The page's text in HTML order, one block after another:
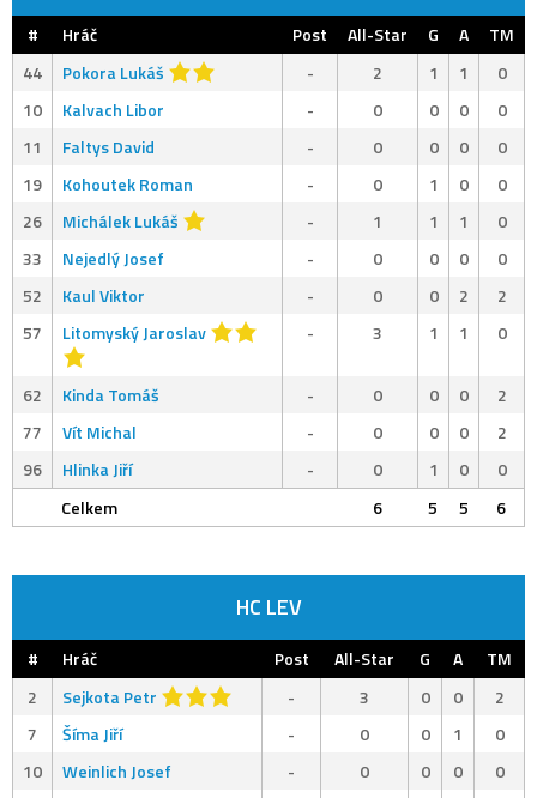
# Hráč Post All-Star G A
TM
44
Pokora Lukáš - 2 1 1
0
10
Kalvach Libor - 0 0 0
0
11
Faltys David - 0 0 0
0
19
Kohoutek Roman - 0 1 0
0
26
Michálek Lukáš - 1 1 1
0
33
Nejedlý Josef - 0 0 0
0
52
Kaul Viktor - 0 0 2
2
57
Litomyský Jaroslav - 3 1 1 0
62 Kinda Tomáš - 0 0 0
2
77
Vít Michal - 0 0 0
2
96
Hlinka Jiří - 0 1 0
0
Celkem
6 5 5 6
HC LEV
# Hráč Post All-Star G A
TM
2
Sejkota Petr - 3 0 0
2
7
Šíma Jiří - 0 0 1
0
10
Weinlich Josef - 0 0 0
0